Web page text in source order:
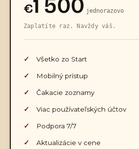
€1 500 jednorazovo
Zaplatíte raz. Navždy váš.
Všetko zo Start
Mobilný prístup
Čakacie zoznamy
Viac používateľských účtov
Podpora 7/7
Aktualizácie v cene